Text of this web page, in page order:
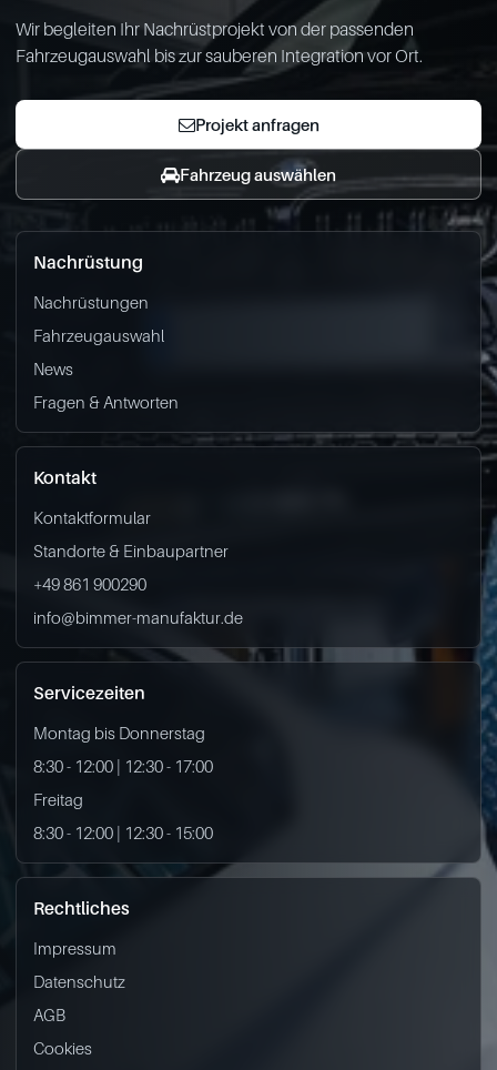
Wir begleiten Ihr Nachrüstprojekt von der passenden
Fahrzeugauswahl bis zur sauberen Integration vor Ort.
Projekt anfragen
Fahrzeug auswählen
Nachrüstung
Nachrüstungen
Fahrzeugauswahl
News
Fragen & Antworten
Kontakt
Kontaktformular
Standorte & Einbaupartner
+49 861 900290
info@bimmer-manufaktur.de
Servicezeiten
Montag bis Donnerstag
8:30 - 12:00 | 12:30 - 17:00
Freitag
8:30 - 12:00 | 12:30 - 15:00
Rechtliches
Impressum
Datenschutz
AGB
Cookies